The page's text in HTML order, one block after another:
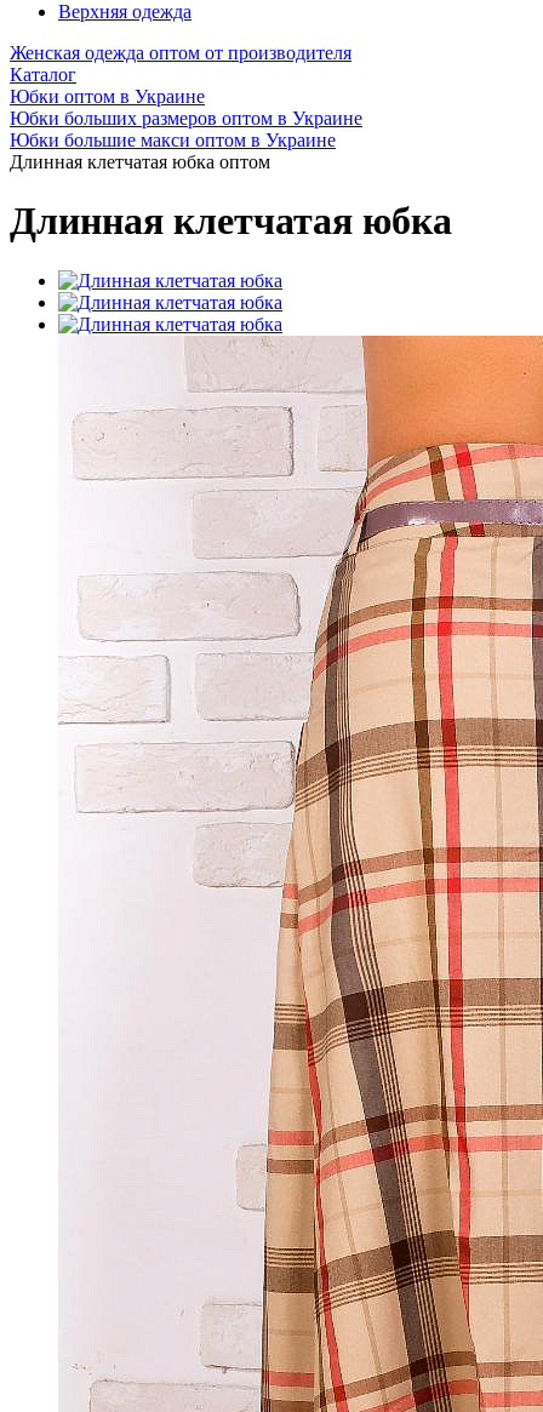
Верхняя одежда
Женская одежда оптом от производителя
Каталог
Юбки оптом в Украине
Юбки больших размеров оптом в Украине
Юбки большие макси оптом в Украине
Длинная клетчатая юбка оптом
Длинная клетчатая юбка